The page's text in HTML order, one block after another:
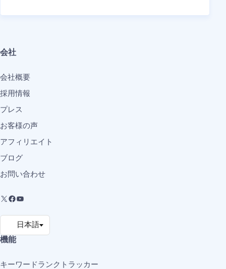
会社
会社概要
採用情報
プレス
お客様の声
アフィリエイト
ブログ
お問い合わせ
機能
キーワードランクトラッカー